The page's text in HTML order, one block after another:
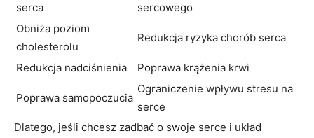
serca
sercowego
Obniża poziom
cholesterolu
Redukcja ryzyka chorób serca
Redukcja nadciśnienia Poprawa krążenia krwi
Poprawa samopoczucia
Ograniczenie wpływu stresu na
serce
Dlatego, jeśli chcesz zadbać o swoje serce i układ